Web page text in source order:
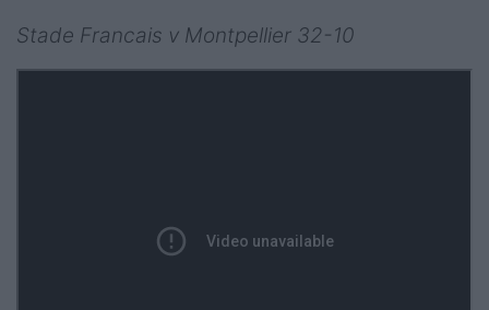
Stade Francais v Montpellier 32-10